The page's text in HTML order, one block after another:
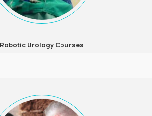
Robotic Urology Courses